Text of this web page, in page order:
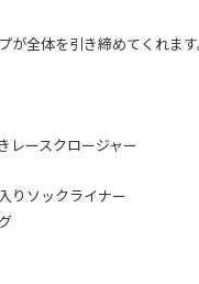
が全体を引き締めてくれます
レースクロージャー
りソックライナー